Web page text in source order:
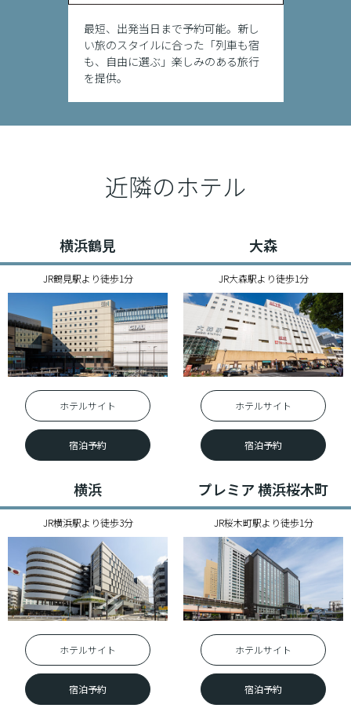
最短、出発当日まで予約可能。新し
い旅のスタイルに合った「列車も宿
も、自由に選ぶ」楽しみのある旅行
近隣のホテル
横浜鶴見
JR鶴見駅より徒歩1分
ホテルサイト
宿泊予約
大森
JR大森駅より徒歩1分
ホテルサイト
宿泊予約
横浜
JR横浜駅より徒歩3分
ホテルサイト
宿泊予約
プレミア 横浜桜木町
JR桜木町駅より徒歩1分
ホテルサイト
宿泊予約